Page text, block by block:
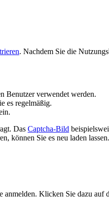
. Nachdem Sie die
Benutzer verwendet werden.
es regelmäßig.
Das Captcha-Bild
können Sie es neu laden
anmelden. Klicken Sie dazu auf